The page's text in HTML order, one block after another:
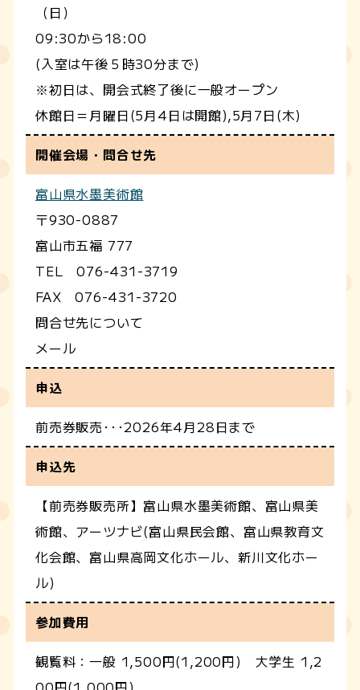
（日）
09:30から18:00
(入室は午後５時30分まで)
※初日は、開会式終了後に一般オープン
休館日＝月曜日(5月4日は開館),5月7日(木)
開催会場・問合せ先
富山県水墨美術館
〒930-0887
富山市五福 777
TEL 076-431-3719
FAX 076-431-3720
問合せ先について
メール
申込
前売券販売･･･2026年4月28日まで
申込先
【前売券販売所】富山県水墨美術館、富山県美
術館、アーツナビ(富山県民会館、富山県教育文
化会館、富山県高岡文化ホール、新川文化ホー
ル)
参加費用
観覧料：一般 1,500円(1,200円) 大学生 1,2